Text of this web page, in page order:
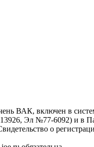
ВАК, включен в
Эл №77-6092) и в
о